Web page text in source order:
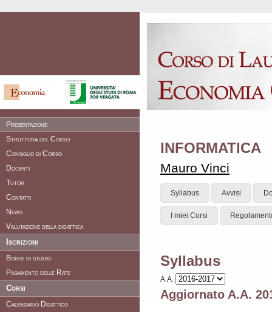
Presentazione
Struttura del Corso
Consiglio di Corso
Docenti
Tutor
Contatti
News
Valutazione della didattica
Iscrizioni
Borse di studio
Pagamento delle Rate
Corsi
Calendario Didattico
INFORMATICA
Mauro Vinci
Syllabus Avvisi
I miei Corsi
Syllabus
A.A.
Aggiornato A.A.